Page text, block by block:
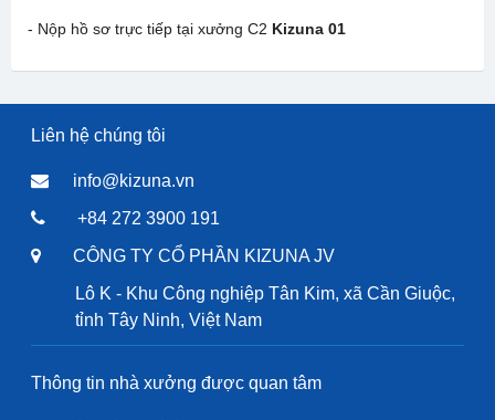
- Nộp hồ sơ trực tiếp tại xưởng C2 Kizuna 01
Liên hệ chúng tôi
info@kizuna.vn
+84 272 3900 191
CÔNG TY CỔ PHẦN KIZUNA JV
Lô K - Khu Công nghiệp Tân Kim, xã Cần Giuộc,
tỉnh Tây Ninh, Việt Nam
Thông tin nhà xưởng được quan tâm